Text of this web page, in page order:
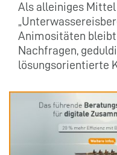
Als alleiniges
Animositäten
Nachfragen,
lösungsorientierte